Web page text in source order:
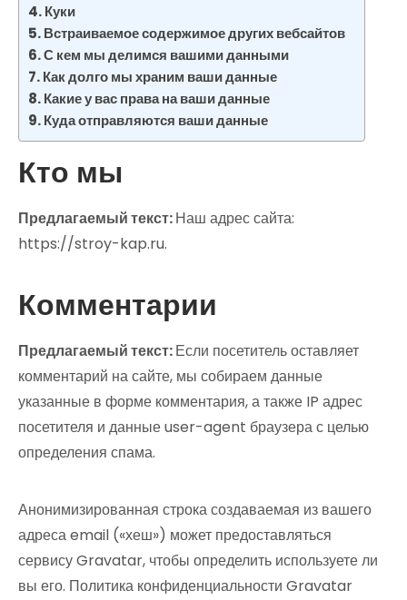
Куки
Встраиваемое содержимое других вебсайтов
С кем мы делимся вашими данными
Как долго мы храним ваши данные
Какие у вас права на ваши данные
Куда отправляются ваши данные
Кто мы
Предлагаемый текст:Наш адрес сайта:
https://stroy-kap.ru.
Комментарии
Предлагаемый текст:Если посетитель оставляет
комментарий на сайте, мы собираем данные
указанные в форме комментария, а также IP адрес
посетителя и данные user-agent браузера с целью
определения спама.
Анонимизированная строка создаваемая из вашего
адреса email («хеш») может предоставляться
сервису Gravatar, чтобы определить используете ли
вы его. Политика конфиденциальности Gravatar